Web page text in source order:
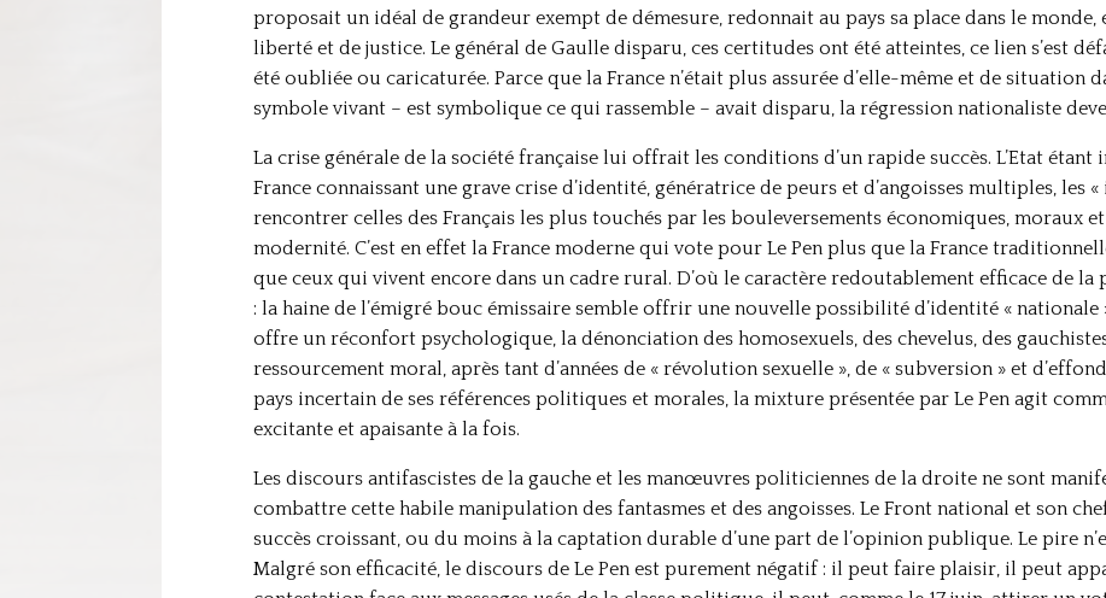
proposait un idéal de grandeur exempt de démesure, redonnait au pays sa place dans le
liberté et de justice. Le général de Gaulle disparu, ces certitudes ont été atteintes, ce lien s’est
été oubliée ou caricaturée. Parce que la France n’était plus assurée d’elle-même et de situation
symbole vivant – est symbolique ce qui rassemble – avait disparu, la régression nationaliste
La crise générale de la société française lui offrait les conditions d’un rapide succès. L’Etat
France connaissant une grave crise d’identité, génératrice de peurs et d’angoisses multiples, les «
rencontrer celles des Français les plus touchés par les bouleversements économiques, moraux
modernité. C’est en effet la France moderne qui vote pour Le Pen plus que la France
que ceux qui vivent encore dans un cadre rural. D’où le caractère redoutablement efficace de
: la haine de l’émigré bouc émissaire semble offrir une nouvelle possibilité d’identité « nationale
offre un réconfort psychologique, la dénonciation des homosexuels, des chevelus, des
ressourcement moral, après tant d’années de « révolution sexuelle », de « subversion » et
pays incertain de ses références politiques et morales, la mixture présentée par Le Pen agit
excitante et apaisante à la fois.
Les discours antifascistes de la gauche et les manœuvres politiciennes de la droite ne sont
combattre cette habile manipulation des fantasmes et des angoisses. Le Front national et son
succès croissant, ou du moins à la captation durable d’une part de l’opinion publique. Le pire
Malgré son efficacité, le discours de Le Pen est purement négatif : il peut faire plaisir, il peut